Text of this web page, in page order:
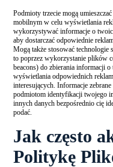
Podmioty trzecie mogą
mobilnym w celu wyświetlania
wykorzystywać informacje o
aby dostarczać odpowiednie
Mogą także stosować technologie
to poprzez wykorzystanie plików
beacons) do zbierania informacji
wyświetlania odpowiednich
interesujących. Informacje
podmiotom identyfikacji twojego
innych danych bezpośrednio cię
podać.
Jak często
Politykę